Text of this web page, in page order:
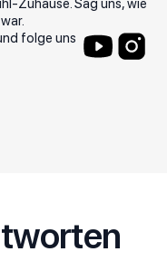
Zuhause. Sag uns, wie
folge uns
haben
stilvoll
es bis